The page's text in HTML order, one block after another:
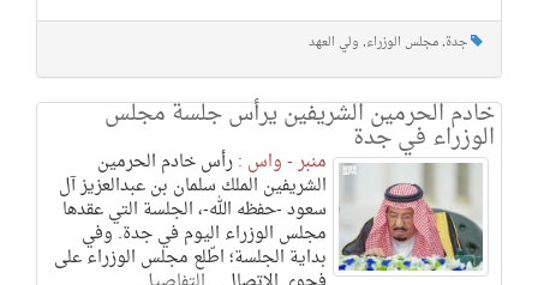
جدة, مجلس الوزراء, ولي العهد
خادم الحرمين الشريفين يرأس جلسة مجلس
الوزراء في جدة
منبر - واس :رأس خادم الحرمين
الشريفين الملك سلمان بن عبدالعزيز آل
سعود -حفظه الله-، الجلسة التي عقدها
مجلس الوزراء اليوم في جدة. وفي
بداية الجلسة؛ اطّلع مجلس الوزراء على